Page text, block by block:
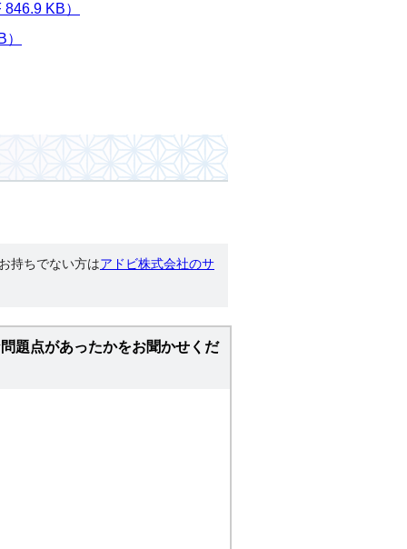
KB）
持ちでない方はアドビ株式会社のサ
題点があったかをお聞かせくだ